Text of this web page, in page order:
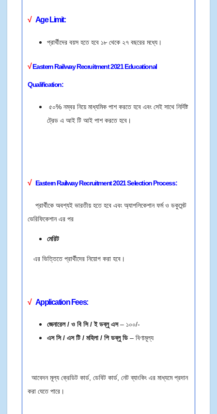
√ Age Limit:
প্রার্থীদের বয়স হতে হবে ১৮ থেকে ২৭ বছরের মধ্যে।
√Eastern RailwayRecruitment 2021 Educational
Qualification:
৫০% নম্বর নিয়ে মাধ্যমিক পাশ করতে হবে এবং সেই সাথে নির্দিষ্ট
ট্রেড এ আই টি আই পাশ করতে হবে।
√ Eastern Railway Recruitment 2021Selection Process:
প্রার্থীকে অবশ্যই ভারতীয় হতে হবে এবং অ্যাপলিকেশান ফর্ম ও ডকুমেন্ট
ভেরিফিকেশান এর পর
মেরিট
এর ভিত্তিতে প্রার্থীদের নিয়োগ করা হবে।
√ Application Fees:
জেনারেল / ও বি সি / ই ডব্লু এস– ১০০/-
এস সি / এস টি / মহিলা / পি ডব্লু ডি– বিণামূল্য
আবেদন মূল্য ক্রেডিট কার্ড, ডেবিট কার্ড, নেট ব্যাংকিং এর মাধ্যমে প্রদান
করা যেতে পারে।